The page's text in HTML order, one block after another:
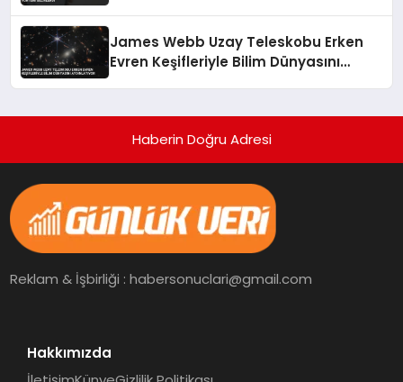
James Webb Uzay Teleskobu Erken
Evren Keşifleriyle Bilim Dünyasını
Haberin Doğru Adresi
Reklam & İşbirliği : habersonuclari@gmail.com
Hakkımızda